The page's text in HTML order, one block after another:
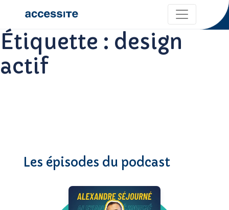
Étiquette : design
actif
Les épisodes du podcast